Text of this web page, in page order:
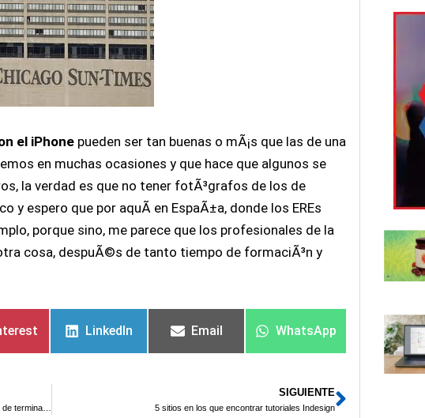
el iPhonepueden ser tan buenas o mÃ¡s que las de una
en muchas ocasiones y que hace que algunos se
la verdad es que no tener fotÃ³grafos de los de
y espero que por aquÃ­ en EspaÃ±a, donde los EREs
porque sino, me parece que los profesionales de la
cosa, despuÃ©s de tanto tiempo de formaciÃ³n y
LinkedIn Email WhatsApp
Nokia Lumia no consigue los resultados esperados en venta de terminales
SIGUIENTE
5 sitios en los que encontrar tutoriales IndesignSiguiente